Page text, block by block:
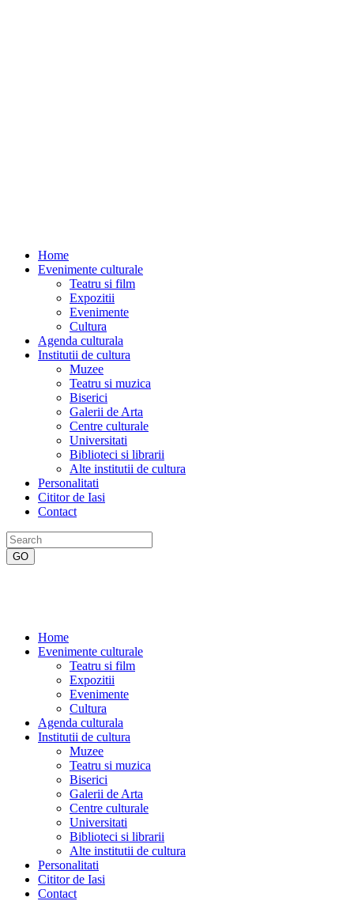
Home
Evenimente culturale
Teatru si film
Expozitii
Evenimente
Cultura
Agenda culturala
Institutii de cultura
Muzee
Teatru si muzica
Biserici
Galerii de Arta
Centre culturale
Universitati
Biblioteci si librarii
Alte institutii de cultura
Personalitati
Cititor de Iasi
Contact
Home
Evenimente culturale
Teatru si film
Expozitii
Evenimente
Cultura
Agenda culturala
Institutii de cultura
Muzee
Teatru si muzica
Biserici
Galerii de Arta
Centre culturale
Universitati
Biblioteci si librarii
Alte institutii de cultura
Personalitati
Cititor de Iasi
Contact